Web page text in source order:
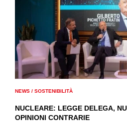
NEWS / SOSTENIBILITÀ
NUCLEARE: LEGGE DELEGA,
OPINIONI CONTRARIE